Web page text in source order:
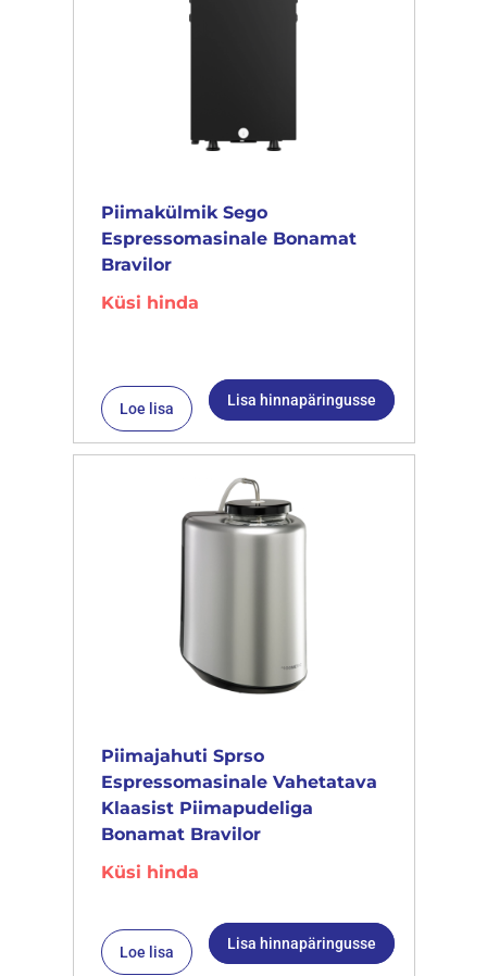
Piimakülmik Sego
Espressomasinale Bonamat
Bravilor
Küsi hinda
Loe lisa Lisa hinnapäringusse
Piimajahuti Sprso
Espressomasinale Vahetatava
Klaasist Piimapudeliga
Bonamat Bravilor
Küsi hinda
Loe lisa Lisa hinnapäringusse